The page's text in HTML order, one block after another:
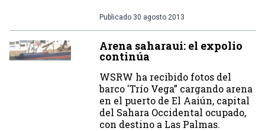
Publicado 30 agosto 2013
Arena saharaui: el expolio
continúa
WSRW ha recibido fotos del
barco 'Trío Vega” cargando arena
en el puerto de El Aaiún, capital
del Sahara Occidental ocupado,
con destino a Las Palmas.